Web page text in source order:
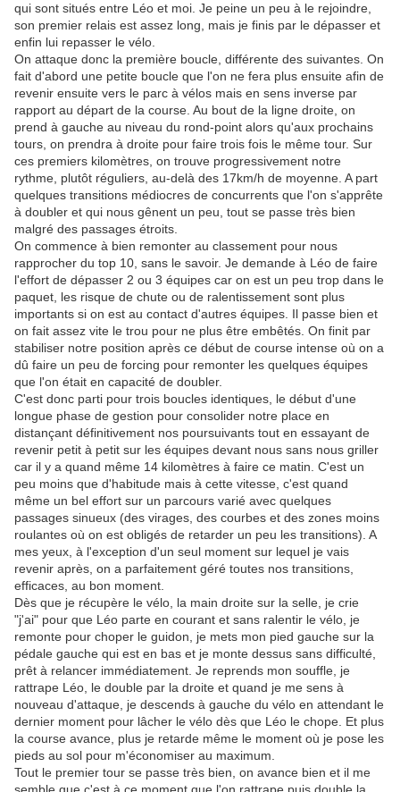
qui sont situés entre Léo et moi. Je peine un peu à le rejoindre,
son premier relais est assez long, mais je finis par le dépasser et
enfin lui repasser le vélo.
On attaque donc la première boucle, différente des suivantes. On
fait d'abord une petite boucle que l'on ne fera plus ensuite afin de
revenir ensuite vers le parc à vélos mais en sens inverse par
rapport au départ de la course. Au bout de la ligne droite, on
prend à gauche au niveau du rond-point alors qu'aux prochains
tours, on prendra à droite pour faire trois fois le même tour. Sur
ces premiers kilomètres, on trouve progressivement notre
rythme, plutôt réguliers, au-delà des 17km/h de moyenne. A part
quelques transitions médiocres de concurrents que l'on s'apprête
à doubler et qui nous gênent un peu, tout se passe très bien
malgré des passages étroits.
On commence à bien remonter au classement pour nous
rapprocher du top 10, sans le savoir. Je demande à Léo de faire
l'effort de dépasser 2 ou 3 équipes car on est un peu trop dans le
paquet, les risque de chute ou de ralentissement sont plus
importants si on est au contact d'autres équipes. Il passe bien et
on fait assez vite le trou pour ne plus être embêtés. On finit par
stabiliser notre position après ce début de course intense où on a
dû faire un peu de forcing pour remonter les quelques équipes
que l'on était en capacité de doubler.
C'est donc parti pour trois boucles identiques, le début d'une
longue phase de gestion pour consolider notre place en
distançant définitivement nos poursuivants tout en essayant de
revenir petit à petit sur les équipes devant nous sans nous griller
car il y a quand même 14 kilomètres à faire ce matin. C'est un
peu moins que d'habitude mais à cette vitesse, c'est quand
même un bel effort sur un parcours varié avec quelques
passages sinueux (des virages, des courbes et des zones moins
roulantes où on est obligés de retarder un peu les transitions). A
mes yeux, à l'exception d'un seul moment sur lequel je vais
revenir après, on a parfaitement géré toutes nos transitions,
efficaces, au bon moment.
Dès que je récupère le vélo, la main droite sur la selle, je crie
"j'ai" pour que Léo parte en courant et sans ralentir le vélo, je
remonte pour choper le guidon, je mets mon pied gauche sur la
pédale gauche qui est en bas et je monte dessus sans difficulté,
prêt à relancer immédiatement. Je reprends mon souffle, je
rattrape Léo, le double par la droite et quand je me sens à
nouveau d'attaque, je descends à gauche du vélo en attendant le
dernier moment pour lâcher le vélo dès que Léo le chope. Et plus
la course avance, plus je retarde même le moment où je pose les
pieds au sol pour m'économiser au maximum.
Tout le premier tour se passe très bien, on avance bien et il me